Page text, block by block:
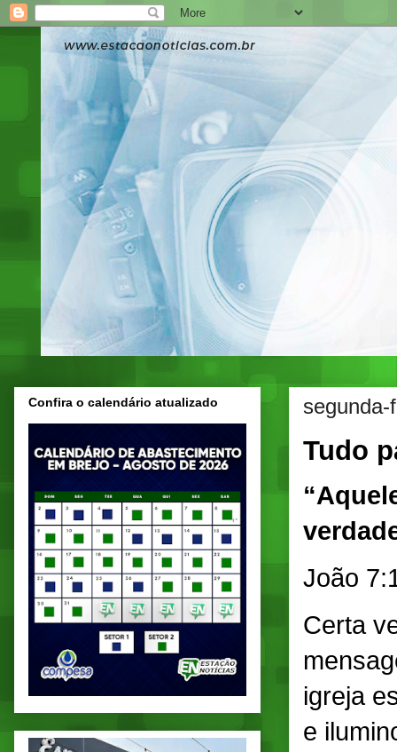
Tudo
João
Certa
igreja
e
Confira o calendário atualizado